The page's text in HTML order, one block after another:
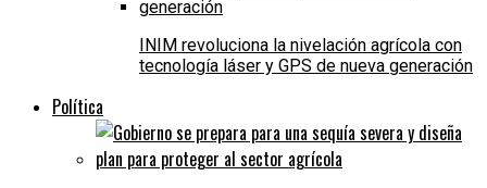
INIM revoluciona la nivelación agrícola con
tecnología láser y GPS de nueva generación
Política